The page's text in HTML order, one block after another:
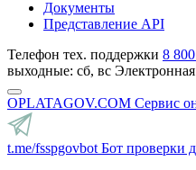
Документы
Представление API
Телефон тех. поддержки 8
выходные: сб, вс
OPLATAGOV.COM Сервис
t.me/fsspgovbot Бот проверки